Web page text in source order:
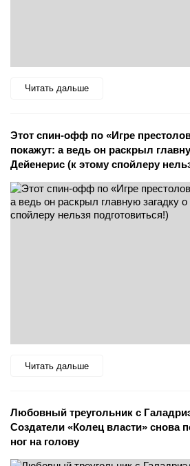
Читать дальше
Этот спин-офф по «Игре
покажут: а ведь он раскрыл
Дейенерис (к этому спойлеру
Читать дальше
Любовный треугольник с
Создатели «Колец власти» снова
ног на голову